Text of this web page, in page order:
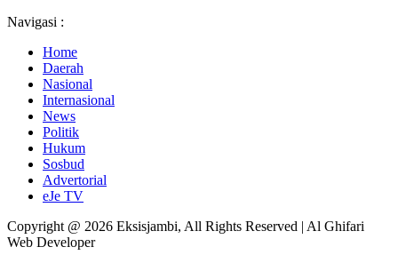
Navigasi :
Home
Daerah
Nasional
Internasional
News
Politik
Hukum
Sosbud
Advertorial
eJe TV
Copyright @ 2026 Eksisjambi, All Rights Reserved | Al Ghifari
Web Developer